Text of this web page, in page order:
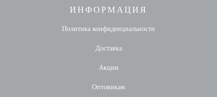
ИНФОРМАЦИЯ
Политика конфиденциальности
Доставка
Акции
Оптовикам